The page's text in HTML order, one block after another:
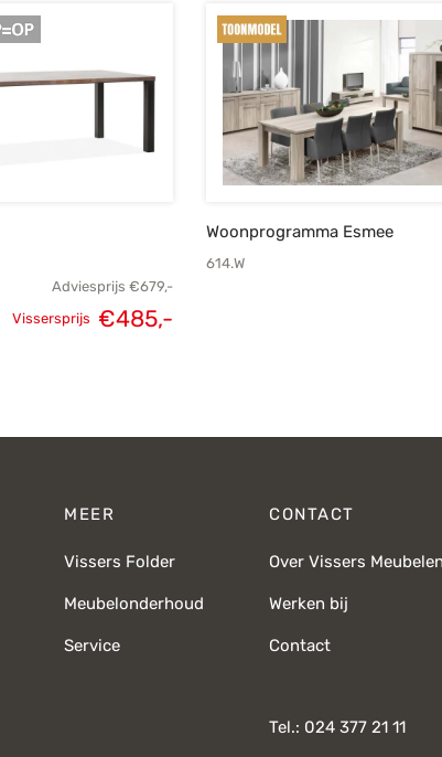
Adviesprijs €679,-
Vissersprijs €485,-
Woonprogramma Esmee
614.W
MEER
Vissers Folder
Meubelonderhoud
Service
CONTACT
Over Vissers Meubelen
Werken bij
Contact
Tel.: 024 377 21 11